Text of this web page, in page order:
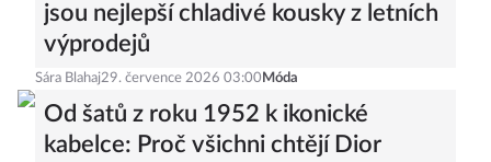
jsou nejlepší chladivé kousky z letních
výprodejů
Sára Blahaj29. července 2026 03:00 Móda
Od šatů z roku 1952 k ikonické
kabelce: Proč všichni chtějí Dior